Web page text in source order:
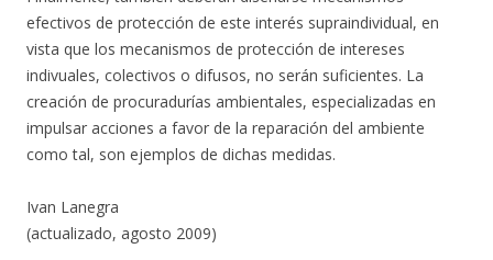
efectivos de protección de este interés supraindividual, en
vista que los mecanismos de protección de intereses
indivuales, colectivos o difusos, no serán suficientes. La
creación de procuradurías ambientales, especializadas en
impulsar acciones a favor de la reparación del ambiente
como tal, son ejemplos de dichas medidas.
Ivan Lanegra
(actualizado, agosto 2009)